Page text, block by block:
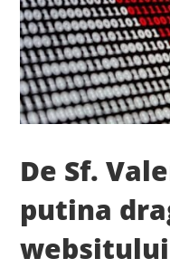
De Sf.
putina